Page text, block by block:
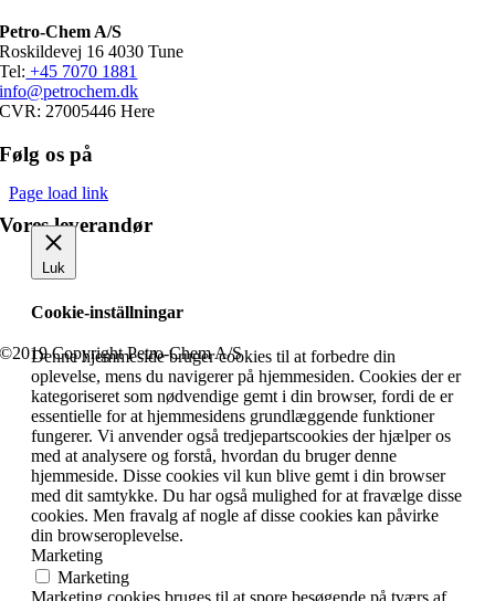
Petro-Chem A/S
Roskildevej 16 4030 Tune
Tel: +45 7070 1881
info@petrochem.dk
CVR: 27005446 Here
Følg os på
Vores leverandør
©2019 Copyright Petro-Chem A/S
Page load link
Luk
Cookie-inställningar
Denne hjemmeside bruger cookies til at forbedre din
oplevelse, mens du navigerer på hjemmesiden. Cookies der er
kategoriseret som nødvendige gemt i din browser, fordi de er
essentielle for at hjemmesidens grundlæggende funktioner
fungerer. Vi anvender også tredjepartscookies der hjælper os
med at analysere og forstå, hvordan du bruger denne
hjemmeside. Disse cookies vil kun blive gemt i din browser
med dit samtykke. Du har også mulighed for at fravælge disse
cookies. Men fravalg af nogle af disse cookies kan påvirke
din browseroplevelse.
Marketing
Marketing
Marketing cookies bruges til at spore besøgende på tværs af